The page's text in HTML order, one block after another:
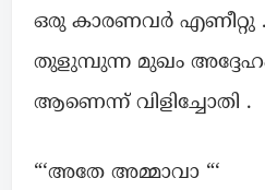
ഒരു കാരണവർ എണീറ്റു
തുളുമ്പുന്ന മുഖം
ആണെന്ന് വിളിച്ചോതി .
“‘അതേ അമ്മാവാ “‘